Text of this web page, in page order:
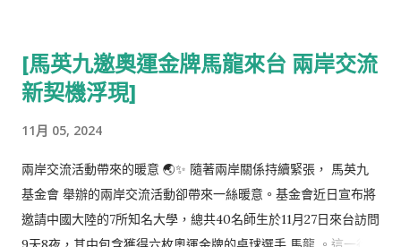
深處的昇華。張洪量的故事，教我們學會在絕望中尋找希望，在
哀悼中找到力量，並在生活的每一天中，用慈愛與感恩來敬畏每
現場並沒有明顯的煞車痕跡，質疑肇事者當時的車速過快。 黃父
哽咽地回憶他的兒子，這個貼心的孩子時常騎腳踏車去幫他買
是致命的一瞬。對於父親而言，失去這位乖巧且溫暖的小孩，無
疑是難以承受的悲痛。 根據警方提供的信息，男童在斑馬線前曾
經短暫停下，但隨後又再次起步，恰好這時湯姓騎士接近，無法
煞車就將男童撞飛，接著傅姓駕駛者也因為來不及反應而輾過男
童。這一系列的連鎖反應，使得男童受了重傷，雖然送醫搶救，
[馬英九邀奧運金牌馬龍來台 兩岸交流
新契機浮現]
11月 05, 2024
兩岸交流活動帶來的暖意 🌏✨ 隨著兩岸關係持續緊張， 馬英九
基金會 舉辦的兩岸交流活動卻帶來一絲暖意。基金會近日宣布將
邀請中國大陸的7所知名大學，總共40名師生於11月27日來台訪問